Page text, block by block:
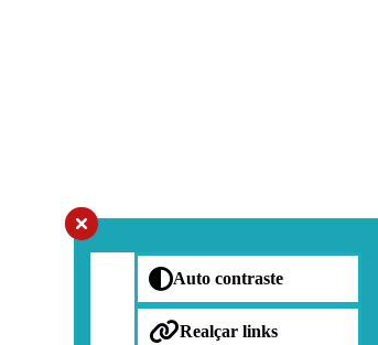
Auto contraste
Realçar links